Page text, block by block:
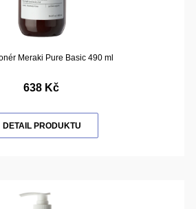
Meraki Pure Basic 490 ml
638 Kč
DETAIL PRODUKTU